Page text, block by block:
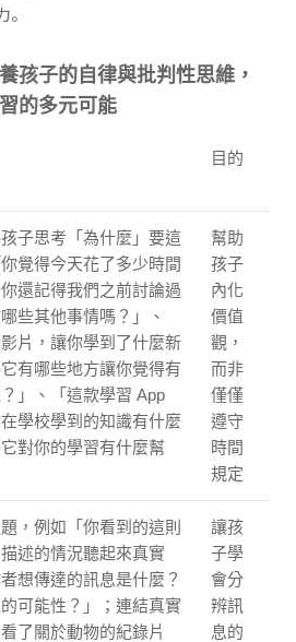
孩子的自律與批判性思維，
的多元可能
目的
子思考「為什麼」要這
覺得今天花了多少時間
還記得我們之前討論過
些其他事情嗎？」、
影片，讓你學到了什麼新
有哪些地方讓你覺得有
」、「這款學習 App
學校學到的知識有什麼
對你的學習有什麼幫
幫助
孩子
內化
價值
觀，
而非
僅僅
遵守
時間
規定
，例如「你看到的這則
述的情況聽起來真實
想傳達的訊息是什麼？
可能性？」；連結真實
了關於動物的紀錄片
讓孩
子學
會分
辨訊
息的